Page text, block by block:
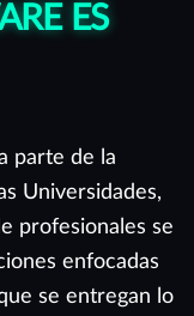
ES
parte de la
Universidades,
profesionales se
enfocadas
se entregan lo